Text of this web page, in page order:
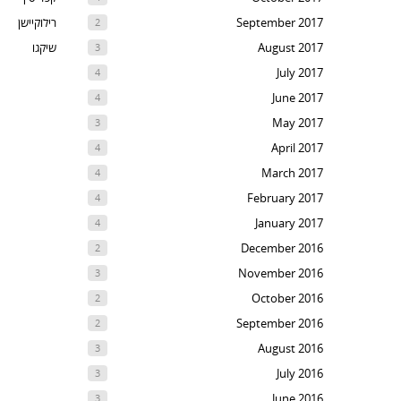
רילוקיישן
שיקגו
September 2017
2
August 2017
3
July 2017
4
June 2017
4
May 2017
3
April 2017
4
March 2017
4
February 2017
4
January 2017
4
December 2016
2
November 2016
3
October 2016
2
September 2016
2
August 2016
3
July 2016
3
3